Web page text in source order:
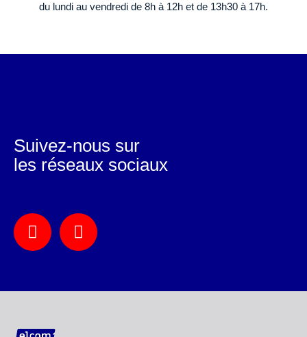
du lundi au vendredi de 8h à 12h et de 13h30 à 17h.
Suivez-nous sur
les réseaux sociaux